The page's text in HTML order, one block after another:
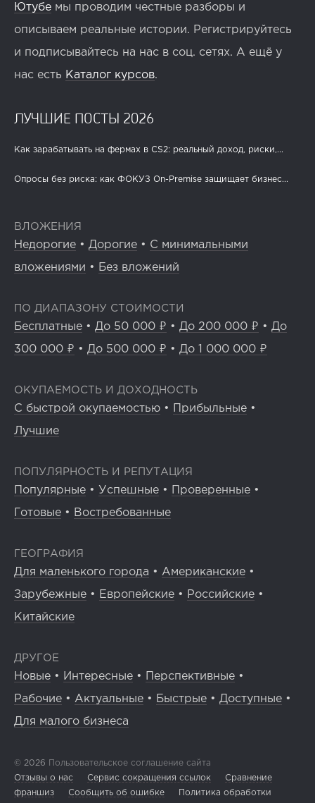
Ютубе мы проводим честные разборы и
описываем реальные истории. Регистрируйтесь
и подписывайтесь на нас в соц. сетях. А ещё у
нас есть Каталог курсов.
ЛУЧШИЕ ПОСТЫ 2026
Как зарабатывать на фермах в CS2: реальный доход, риски,...
Опросы без риска: как ФОКУЗ On-Premise защищает бизнес...
ВЛОЖЕНИЯ
Недорогие • Дорогие • С минимальными
вложениями • Без вложений
ПО ДИАПАЗОНУ СТОИМОСТИ
Бесплатные • До 50 000 ₽ • До 200 000 ₽ • До
300 000 ₽ • До 500 000 ₽ • До 1 000 000 ₽
ОКУПАЕМОСТЬ И ДОХОДНОСТЬ
С быстрой окупаемостью • Прибыльные •
Лучшие
ПОПУЛЯРНОСТЬ И РЕПУТАЦИЯ
Популярные • Успешные • Проверенные •
Готовые • Востребованные
ГЕОГРАФИЯ
Для маленького города • Американские •
Зарубежные • Европейские • Российские •
Китайские
ДРУГОЕ
Новые • Интересные • Перспективные •
Рабочие • Актуальные • Быстрые • Доступные •
Для малого бизнеса
© 2026 Пользовательское соглашение сайта
Отзывы о нас
Сервис сокращения ссылок
Сравнение
франшиз
Сообщить об ошибке Политика обработки